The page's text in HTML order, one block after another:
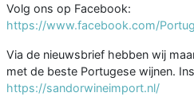
Volg ons op Facebook:
https://www.facebook.com/
Via de nieuwsbrief hebben wij
met de beste Portugese wijnen.
https://sandorwineimport.nl/